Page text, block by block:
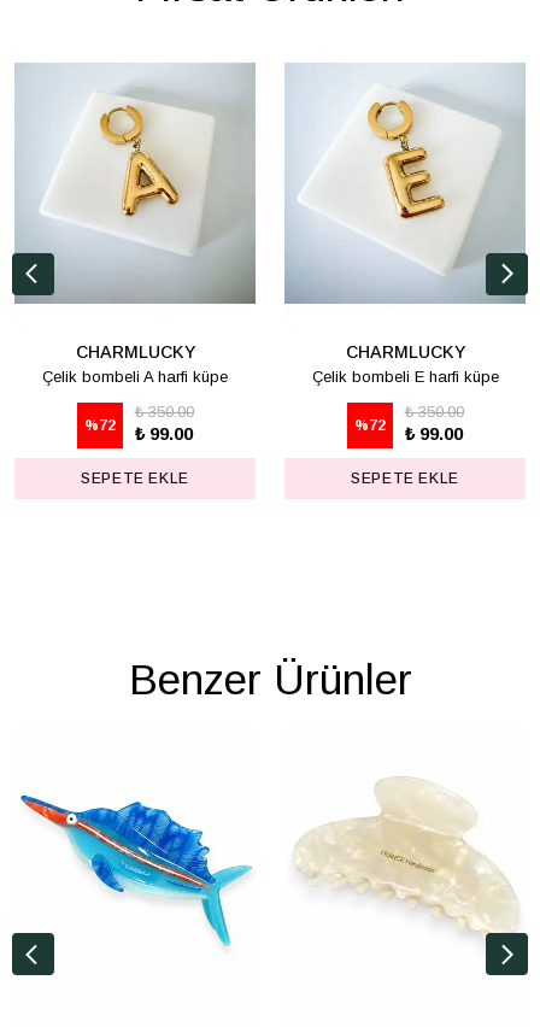
CHARMLUCKY
Çelik bombeli A harfi küpe
%72
₺ 350.00
₺ 99.00
SEPETE EKLE
CHARMLUCKY
Çelik bombeli E harfi küpe
%72
₺ 350.00
₺ 99.00
SEPETE EKLE
Benzer Ürünler